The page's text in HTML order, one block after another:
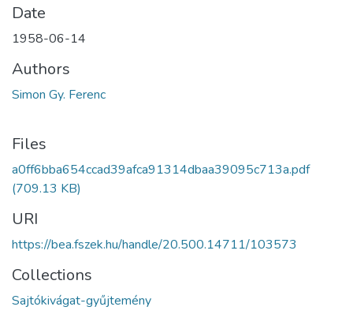
Date
1958-06-14
Authors
Simon Gy. Ferenc
Files
a0ff6bba654ccad39afca91314dbaa39095c713a.pdf
(709.13 KB)
URI
https://bea.fszek.hu/handle/20.500.14711/103573
Collections
Sajtókivágat-gyűjtemény